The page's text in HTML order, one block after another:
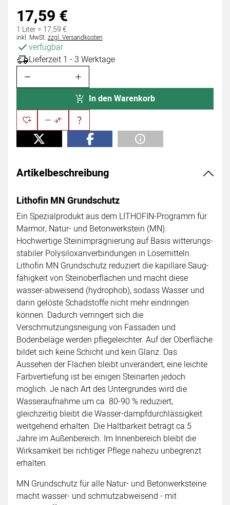
17,59 €
1 Liter = 17,59€
Steuerhinweis:
inkl. MwSt. zzgl. Versandkosten
verfügbar
Lieferzeit 1 - 3 Werktage
In den Warenkorb
Artikelbeschreibung
Lithofin MN Grundschutz
Ein Spezialprodukt aus dem LITHOFIN-Programm für
Marmor, Natur- und Betonwerkstein (MN).
Hochwertige Steinimprägnierung auf Basis witterungs-
stabiler Polysiloxanverbindungen in Lösemitteln.
Lithofin MN Grundschutz reduziert die kapillare Saug-
fähigkeit von Steinoberflächen und macht diese
wasser-abweisend (hydrophob), sodass Wasser und
darin gelöste Schadstoffe nicht mehr eindringen
können. Dadurch verringert sich die
Verschmutzungsneigung von Fassaden und
Bodenbeläge werden pflegeleichter. Auf der Oberfläche
bildet sich keine Schicht und kein Glanz. Das
Aussehen der Flächen bleibt unverändert, eine leichte
Farbvertiefung ist bei einigen Steinarten jedoch
möglich. Je nach Art des Untergrundes wird die
Wasseraufnahme um ca. 80-90 % reduziert,
gleichzeitig bleibt die Wasser-dampfdurchlässigkeit
weitgehend erhalten. Die Haltbarkeit beträgt ca.5
Jahre im Außenbereich. Im Innenbereich bleibt die
Wirksamkeit bei richtiger Pflege nahezu unbegrenzt
erhalten.
MN Grundschutz für alle Natur- und Betonwerksteine
macht wasser- und schmutzabweisend - mit